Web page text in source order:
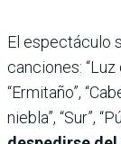
El espectáculo
canciones: “Luz
“Ermitaño”,
niebla”, “Sur”,